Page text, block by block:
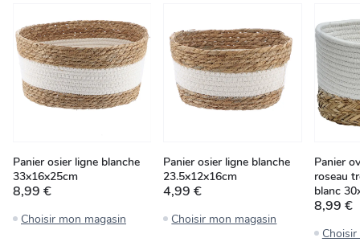
Panier osier ligne blanche
33x16x25cm
8,99 €
Choisir mon magasin
Panier osier ligne blanche
23.5x12x16cm
4,99 €
Choisir mon magasin
Panier
roseau
blanc
8,99 €